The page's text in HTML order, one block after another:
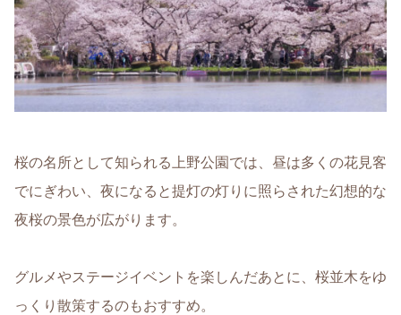
桜の名所として知られる上野公園では、昼は多くの花見客
でにぎわい、夜になると提灯の灯りに照らされた幻想的な
夜桜の景色が広がります。
グルメやステージイベントを楽しんだあとに、桜並木をゆ
っくり散策するのもおすすめ。